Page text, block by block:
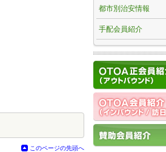
このページの先頭へ
都市別治安情報
手配会員紹介